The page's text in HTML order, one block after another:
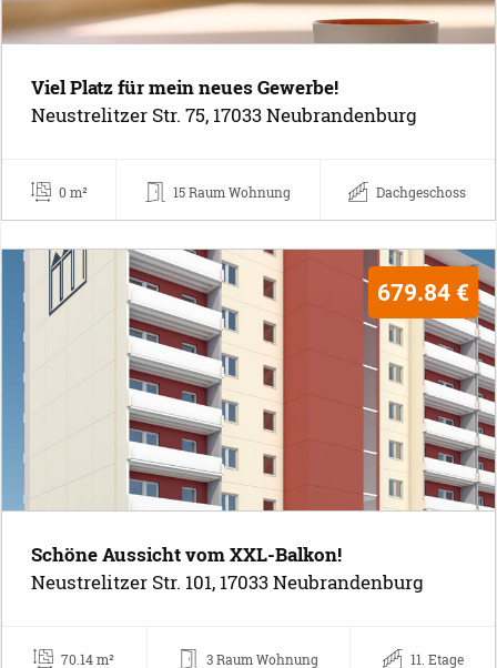
Viel Platz für mein neues Gewerbe!
Neustrelitzer Str. 75, 17033 Neubrandenburg
0 m² 15 Raum Wohnung Dachgeschoss
679.84 €
Schöne Aussicht vom XXL-Balkon!
Neustrelitzer Str. 101, 17033 Neubrandenburg
70.14 m² 3 Raum Wohnung 11. Etage